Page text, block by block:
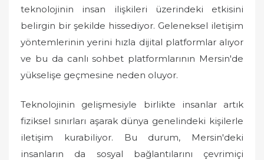
teknolojinin insan ilişkileri üzerindeki etkisini
belirgin bir şekilde hissediyor. Geleneksel iletişim
yöntemlerinin yerini hızla dijital platformlar alıyor
ve bu da canlı sohbet platformlarının Mersin'de
yükselişe geçmesine neden oluyor.
Teknolojinin gelişmesiyle birlikte insanlar artık
fiziksel sınırları aşarak dünya genelindeki kişilerle
iletişim kurabiliyor. Bu durum, Mersin'deki
insanların da sosyal bağlantılarını çevrimiçi